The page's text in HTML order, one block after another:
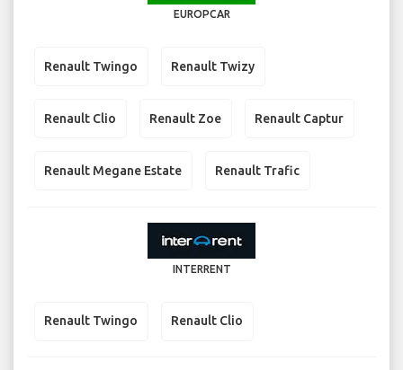
EUROPCAR
Renault Twingo Renault Twizy
Renault Clio Renault Zoe Renault Captur
Renault Megane Estate Renault Trafic
INTERRENT
Renault Twingo Renault Clio